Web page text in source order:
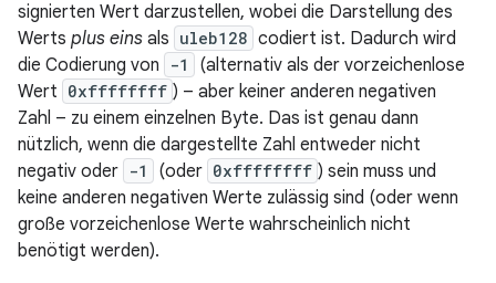
signierten Wert darzustellen, wobei die Darstellung des
Werts plus eins als uleb128 codiert ist. Dadurch wird
die Codierung von
-1
(alternativ als der vorzeichenlose
Wert 0xffffffff ) – aber keiner anderen negativen
Zahl – zu einem einzelnen Byte. Das ist genau dann
nützlich, wenn die dargestellte Zahl entweder nicht
negativ oder -1 (oder 0xffffffff ) sein muss und
keine anderen negativen Werte zulässig sind (oder wenn
große vorzeichenlose Werte wahrscheinlich nicht
benötigt werden).